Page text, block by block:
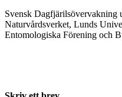
Svensk Dagfjärilsövervakning
Naturvårdsverket, Lunds
Entomologiska Förening och